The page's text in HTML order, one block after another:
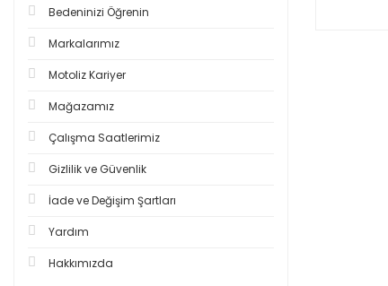
Bedeninizi Öğrenin
Markalarımız
Motoliz Kariyer
Mağazamız
Çalışma Saatlerimiz
Gizlilik ve Güvenlik
İade ve Değişim Şartları
Yardım
Hakkımızda